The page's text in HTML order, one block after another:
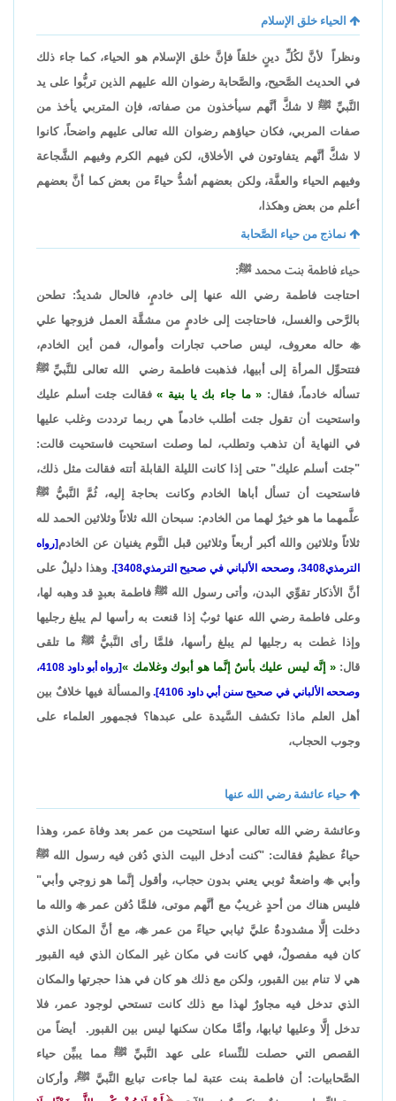
الحياء خلق الإسلام
ونظراً لأنَّ لكُلِّ دينٍ خلقاً فإنَّ خلق الإسلام هو الحياء، كما جاء ذلك
في الحديث الصَّحيح، والصَّحابة رضوان الله عليهم الذين تربُّوا على يد
النَّبيِّ ﷺ لا شكَّ أنَّهم سيأخذون من صفاته، فإن المتربي يأخذ من
صفات المربي، فكان حياؤهم رضوان الله تعالى عليهم واضحاً، كانوا
لا شكَّ أنَّهم يتفاوتون في الأخلاق، لكن فيهم الكرم وفيهم الشَّجاعة
وفيهم الحياء والعفَّة، ولكن بعضهم أشدُّ حياءً من بعض كما أنَّ بعضهم
أعلم من بعض وهكذا،
نماذج من حياء الصَّحابة
حياء فاطمة بنت محمد ﷺ:
احتاجت فاطمة رضي الله عنها إلى خادمٍ، فالحال شديدٌ: تطحن
بالرَّحى والغسل، فاحتاجت إلى خادمٍ من مشقَّة العمل فزوجها علي
 حاله معروف، ليس صاحب تجارات وأموال، فمن أين الخادم،
فتتحوِّل المرأة إلى أبيها، فذهبت فاطمة رضي الله تعالى للنَّبيِّ ﷺ
تسأله خادماً، فقال:
ما جاء بك يا بنية
فقالت جئت أسلم عليك
واستحيت أن تقول جئت أطلب خادماً هي ربما ترددت وغلب عليها
في النهاية أن تذهب وتطلب، لما وصلت استحيت فاستحيت قالت:
"جئت أسلم عليك" حتى إذا كانت الليلة القابلة أتته فقالت مثل ذلك،
فاستحيت أن تسأل أباها الخادم وكانت بحاجة إليه، ثُمَّ النَّبيُّ ﷺ
علَّمهما ما هو خيرٌ لهما من الخادم: سبحان الله ثلاثاً وثلاثين الحمد لله
ثلاثاً وثلاثين والله أكبر أربعاً وثلاثين قبل النَّوم يغنيان عن الخادم[رواه
الترمذي3408، وصححه الألباني في صحيح الترمذي3408].
وهذا دليلٌ على
أنَّ الأذكار تقوِّي البدن، وأتى رسول الله ﷺ فاطمة بعبدٍ قد وهبه لها،
وعلى فاطمة رضي الله عنها ثوبٌ إذا قنعت به رأسها لم يبلغ رجليها
وإذا غطت به رجليها لم يبلغ رأسها، فلمَّا رأى النَّبيُّ ﷺ ما تلقى
قال:
إنَّه ليس عليك بأسٌ إنَّما هو أبوك وغلامك
[رواه أبو داود 4108،
وصححه الألباني في صحيح سنن أبي داود 4106].
والمسألة فيها خلافٌ بين
أهل العلم ماذا تكشف السَّيدة على عبدها؟ فجمهور العلماء على
وجوب الحجاب،
حياء عائشة رضي الله عنها
وعائشة رضي الله تعالى عنها استحيت من عمر بعد وفاة عمر، وهذا
حياءٌ عظيمٌ فقالت: "كنت أدخل البيت الذي دُفن فيه رسول الله ﷺ
وأبيواضعةٌ ثوبي يعني بدون حجاب، وأقول إنَّما هو زوجي وأبي"
فليس هناك من أحدٍ غريبٌ مع أنَّهم موتى، فلمَّا دُفن عمر والله ما
دخلت إلَّا مشدودةٌ عليَّ ثيابي حياءً من عمر، مع أنَّ المكان الذي
كان فيه مفصولٌ، فهي كانت في مكان غير المكان الذي فيه القبور
هي لا تنام بين القبور، ولكن مع ذلك هو كان في هذا حجرتها والمكان
الذي تدخل فيه مجاورٌ لهذا مع ذلك كانت تستحي لوجود عمر، فلا
تدخل إلَّا وعليها ثيابها، وأمَّا مكان سكنها ليس بين القبور. أيضاً من
القصص التي حصلت للنِّساء على عهد النَّبيِّ ﷺ مما يبيِّن حياء
الصَّحابيات: أن فاطمة بنت عتبة لما جاءت تبايع النَّبيَّ ﷺ، وأركان